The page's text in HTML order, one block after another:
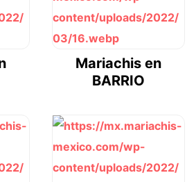
Mariachis en
BARRIO